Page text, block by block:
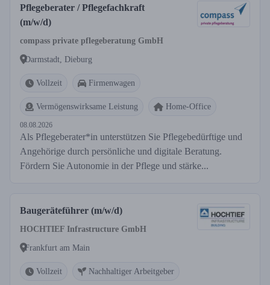
Pflegeberater / Pflegefachkraft
(m/w/d)
compass private pflegeberatung GmbH
Darmstadt, Dieburg
Vollzeit Firmenwagen
Vermögenswirksame Leistung Home-Office
08.08.2026
Als Pflegeberater*in unterstützen Sie Pflegebedürftige und
Angehörige durch persönliche und digitale Beratung.
Fördern Sie Autonomie in der Pflege und stärke...
Baugeräteführer (m/w/d)
HOCHTIEF Infrastructure GmbH
Frankfurt am Main
Vollzeit Nachhaltiger Arbeitgeber